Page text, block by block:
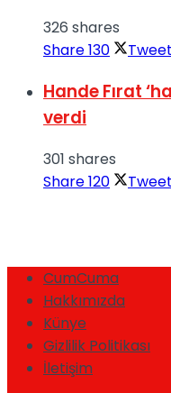
326 shares
Share130 Tweet
Hande Fırat
verdi
301 shares
Share120 Tweet
CumCuma
Hakkımızda
Künye
Gizlilik Politikası
İletişim